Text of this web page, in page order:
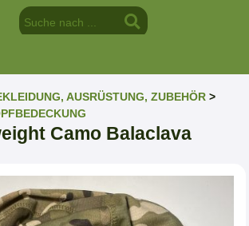
AUSRÜSTUNG, ZUBEHÖR >
Camo Balaclava